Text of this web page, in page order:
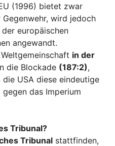
(1996) bietet zwar
wird jedoch
europäischen
angewandt.
in der
die Blockade (187:2),
USA diese eindeutige
das Imperium
Tribunal?
Tribunal stattfinden,